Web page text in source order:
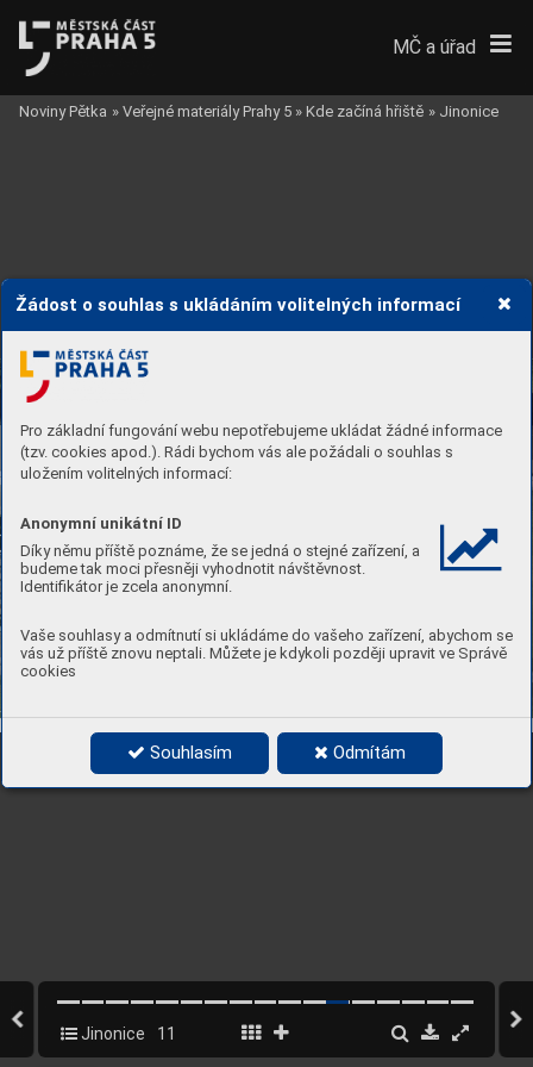
Žádost o souhlas s ukládáním volitelných informací
Pro základní fungování webu nepotřebujeme ukládat žádné informace
(tzv. cookies apod.). Rádi bychom vás ale požádali o souhlas s
uložením volitelných informací:
Anonymní unikátní ID
Díky němu příště poznáme, že se jedná o stejné zařízení, a
budeme tak moci přesněji vyhodnotit návštěvnost.
Identifikátor je zcela anonymní.
Vaše souhlasy a odmítnutí si ukládáme do vašeho zařízení, abychom se
vás už příště znovu neptali. Můžete je kdykoli později upravit ve Správě
cookies
Souhlasím Odmítám
MČ a úřad
Noviny Pětka » Veřejné materiály Prahy 5 » Kde začíná hřiště » Jinonice
Jinonice 11